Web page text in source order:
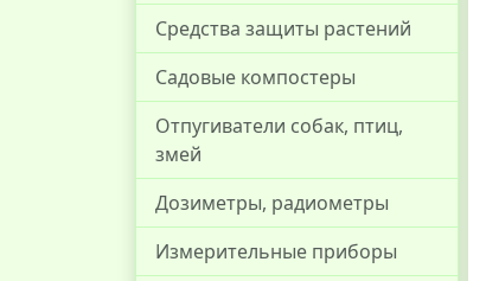
Средства защиты растений
Садовые компостеры
Отпугиватели собак, птиц,
змей
Дозиметры, радиометры
Измерительные приборы